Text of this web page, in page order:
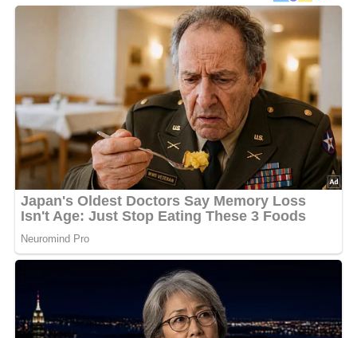
Gedünstete Möhren in Sahnesind eine milde,
aromatische Gemüsebeilage, bei der zarteMöhrenin
Butter vordünsten und anschließend in Brühe undSahne
fertig gegart werden. Eine kleine Menge Zuckerhebt die
natürliche Süße der Möhren hervor, während Brühe oder
Bratsaft für Würze sorgt. Durch das sanfte Dünsten
bleiben Farbe und Geschmack besonders gut erhalten.
Wichtig ist das langsame Garen bei niedriger Hitze, damit
die Möhren weich werden, ohne zu zerfallen. Nach dem
Dünsten ziehen sie noch kurz nach, wodurch sie
besonders saftig bleiben. Die Sahne wird erst zum
Schluss zugegeben und nur leicht erwärmt, damit sie ihre
Cremigkeit behält.
oderPetersilie
Gericht und runden die Soße geschmacklich ab. Ein
SpritzerZitronensaftkann zusätzlich für eine leichte